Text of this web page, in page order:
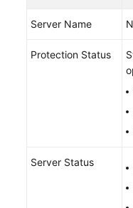
da
de
do
Server Name
Protection Status
Server Status